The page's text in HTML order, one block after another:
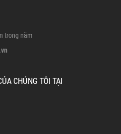
trong năm
CHÚNG TÔI TẠI